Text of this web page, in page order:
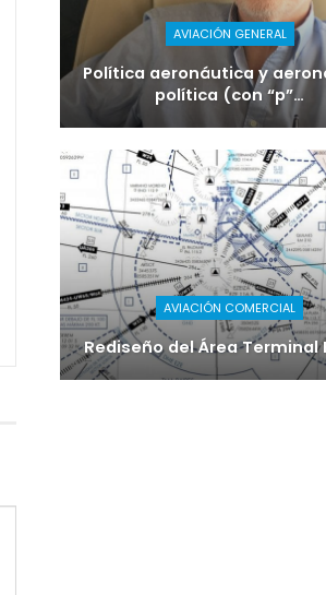
AVIACIÓN GENERAL
Política aeronáutica y
política (con “p”…
AVIACIÓN COMERCIAL
Rediseño del Área Terminal